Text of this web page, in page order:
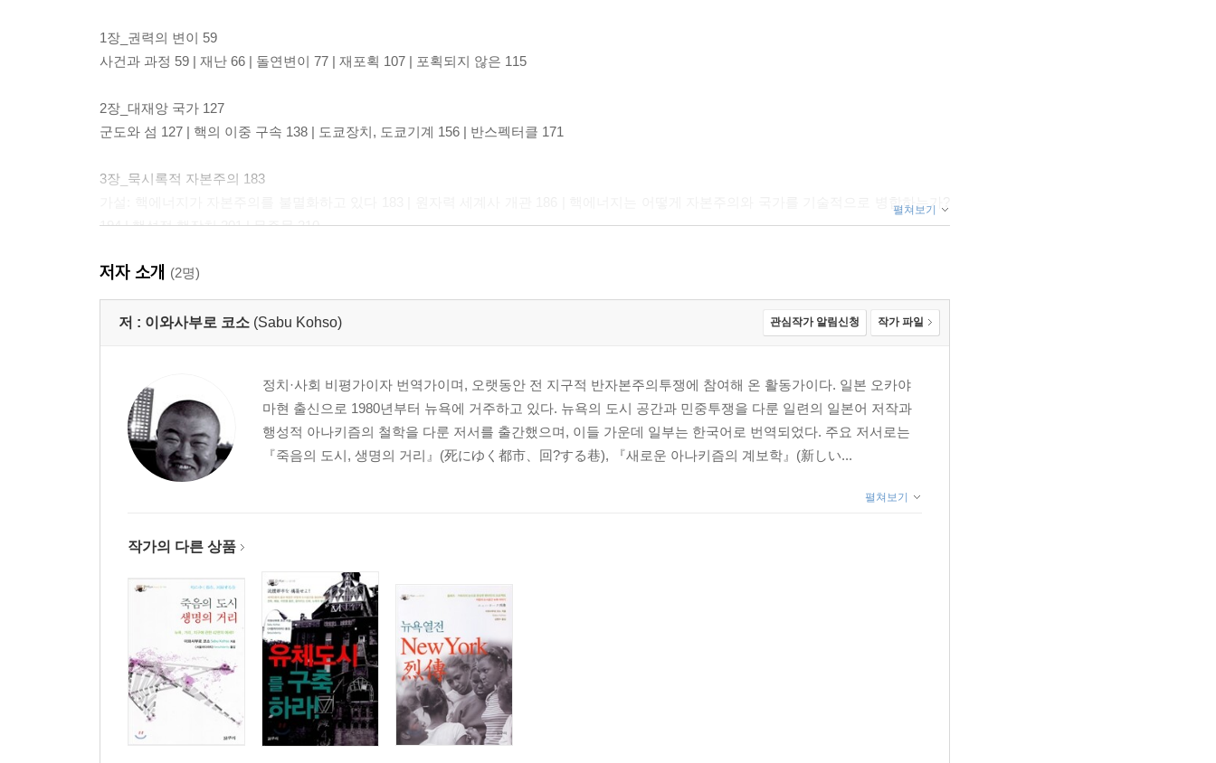
1장_권력의 변이 59
사건과 과정 59 | 재난 66 | 돌연변이 77 | 재포획 107 | 포획되지 않은 115
2장_대재앙 국가 127
군도와 섬 127 | 핵의 이중 구속 138 | 도쿄장치, 도쿄기계 156 | 반스펙터클 171
3장_묵시록적 자본주의 183
가설: 핵에너지가 자본주의를 불멸화하고 있다 183 | 원자력 세계사 개관 186 | 핵에너지는 어떻게 자본주의와 국가를 기술적으로 병합하는가?
194 | 행성적 핵장치 201 | 무주물 210
4장_투쟁의 기후 변화 227
인식들 227 | 일본의 68 234 | 서식자들의 투쟁 248 | 생활 환경 방어 259 | 유동적 하층계급 노동자의 투쟁 267 | 상호 부조 공동체 건설 274 |
인프라적 권력 다루기 277 | 반향 속의 많은 세계들 282
미주 317 | 참고문헌 327 | 부록: 기관 정식 명칭 336 | 옮긴이 후기 337 | 색인 343
펼쳐보기
저자 소개 (2명)
저 : 이와사부로 코소 (Sabu Kohso) 관심작가 알림신청 작가 파일
정치·사회 비평가이자 번역가이며, 오랫동안 전 지구적 반자본주의투쟁에 참여해 온 활동가이다. 일본 오카야
마현 출신으로 1980년부터 뉴욕에 거주하고 있다. 뉴욕의 도시 공간과 민중투쟁을 다룬 일련의 일본어 저작과
행성적 아나키즘의 철학을 다룬 저서를 출간했으며, 이들 가운데 일부는 한국어로 번역되었다. 주요 저서로는
『죽음의 도시, 생명의 거리』(死にゆく都市、回?する巷), 『새로운 아나키즘의 계보학』(新しい...
펼쳐보기
작가의 다른 상품